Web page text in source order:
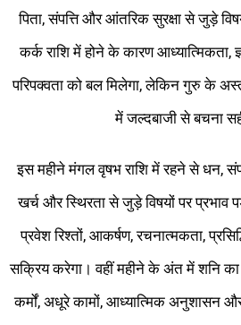
पिता, संपत्ति और आंतरिक सुरक्षा से जुड़े
कर्क राशि में होने के कारण आध्यात्मिकता,
परिपक्वता को बल मिलेगा, लेकिन गुरु के
में जल्दबाजी से बचना
इस महीने मंगल वृषभ राशि में रहने से धन,
खर्च और स्थिरता से जुड़े विषयों पर प्रभाव
प्रवेश रिश्तों, आकर्षण, रचनात्मकता,
सक्रिय करेगा। वहीं महीने के अंत में शनि का
कर्मों, अधूरे कामों, आध्यात्मिक अनुशासन और